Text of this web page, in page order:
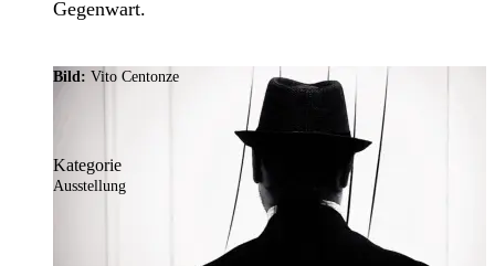
Gegenwart.
Bild: Vito Centonze
Kategorie
Ausstellung